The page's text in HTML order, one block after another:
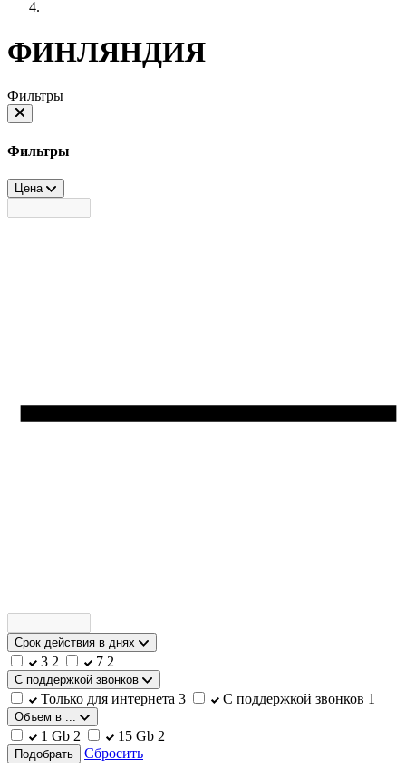
ФИНЛЯНДИЯ
Фильтры
Фильтры
Цена
Срок действия в днях
3 2 7 2
С поддержкой звонков
Только для интернета 3 С поддержкой звонков 1
Объем в ...
1 Gb 2 15 Gb 2
Подобрать Сбросить